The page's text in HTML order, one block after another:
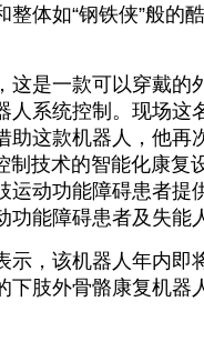
体如“钢铁侠”般的
是一款可以穿戴的
人系统控制。现场这
助这款机器人，他再
制技术的智能化康复
运动功能障碍患者提
功能障碍患者及失能
，该机器人年内即
下肢外骨骼康复机器